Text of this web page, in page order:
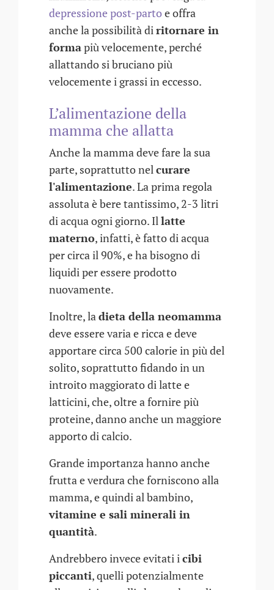
depressione post-partoe offra
anche la possibilità diritornare in
formapiù velocemente, perché
allattando si bruciano più
velocemente i grassi in eccesso.
L’alimentazione della
mamma che allatta
Anche la mamma deve fare la sua
parte, soprattutto nelcurare
l'alimentazione. La prima regola
assoluta è bere tantissimo, 2-3 litri
di acqua ogni giorno. Illatte
materno, infatti, è fatto di acqua
per circa il 90%, e ha bisogno di
liquidi per essere prodotto
nuovamente.
Inoltre, ladieta della neomamma
deve essere varia e ricca e deve
apportare circa 500 calorie in più del
solito, soprattutto fidando in un
introito maggiorato di latte e
latticini, che, oltre a fornire più
proteine, danno anche un maggiore
apporto di calcio.
Grande importanza hanno anche
frutta e verdura che forniscono alla
mamma, e quindi al bambino,
vitamine e sali minerali in
quantità.
Andrebbero invece evitati icibi
piccanti, quelli potenzialmente